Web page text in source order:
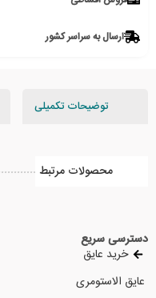
ارسال به سراسر کشور
توضیحات تکمیلی
محصولات مرتبط
دسترسی سریع
خرید عایق
عایق الاستومری